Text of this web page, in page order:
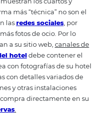
paso esencial. Para
de áreas que deben
fotos aéreas, fotos de
de terminar una
interesante hacer una
los canales de
la finalización de la
que muestran los
forma más “técnica”